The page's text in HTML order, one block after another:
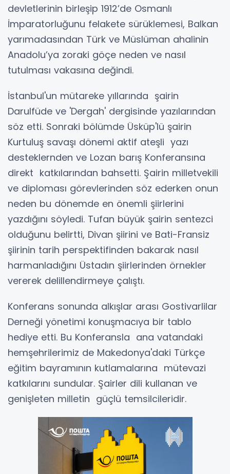
devletlerinin birleşip 1912’de Osmanlı
İmparatorluğunu felakete sürüklemesi, Balkan
yarımadasından Türk ve Müslüman ahalinin
Anadolu’ya zoraki göçe neden ve nasıl
tutulması vakasına değindi.
İstanbul'un mütareke yıllarında şairin
Darulfüde ve 'Dergah' dergisinde yazılarından
söz etti. Sonraki bölümde Üsküp'lü şairin
Kurtuluş savaşı dönemi aktif ateşli yazı
desteklernden ve Lozan barış Konferansına
direkt katkılarından bahsetti. Şairin milletvekili
ve diploması görevlerinden söz ederken onun
neden bu dönemde en önemli şiirlerini
yazdığını söyledi. Tufan büyük şairin sentezci
olduğunu belirtti, Divan şiirini ve Bati-Fransiz
şiirinin tarih perspektifinden bakarak nasıl
harmanladığını Üstadın şiirlerinden örnekler
vererek delillendirmeye çalıştı.
Konferans sonunda alkışlar arası Gostivarlilar
Derneği yönetimi konuşmacıya bir tablo
hediye etti. Bu Konferansla ana vatandaki
hemşehrilerimiz de Makedonya'daki Türkçe
eğitim bayramının kutlamalarına mütevazi
katkılarını sundular. Şairler dili kullanan ve
genişleten milletin güçlü temsilcileridir.